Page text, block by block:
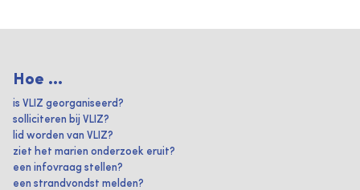
Hoe ...
is VLIZ georganiseerd?
solliciteren bij VLIZ?
lid worden van VLIZ?
ziet het marien onderzoek eruit?
een infovraag stellen?
een strandvondst melden?